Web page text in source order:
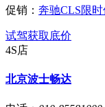
促销： 奔驰CLS限
试驾获取底价
4S店
北京波士畅达